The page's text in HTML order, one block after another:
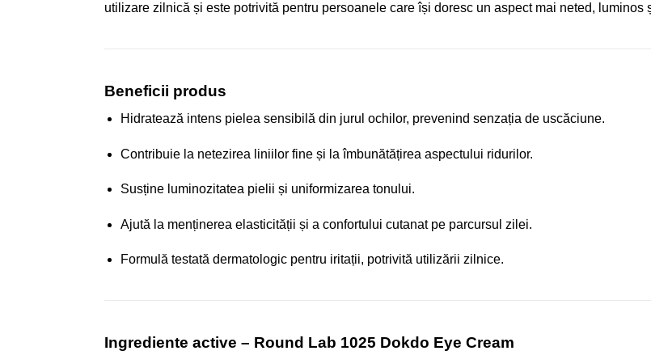
utilizare zilnică și este potrivită pentru persoanele care își doresc un aspect mai neted, luminos
Beneficii produs
Hidratează intens pielea sensibilă din jurul ochilor, prevenind senzația de uscăciune.
Contribuie la netezirea liniilor fine și la îmbunătățirea aspectului ridurilor.
Susține luminozitatea pielii și uniformizarea tonului.
Ajută la menținerea elasticității și a confortului cutanat pe parcursul zilei.
Formulă testată dermatologic pentru iritații, potrivită utilizării zilnice.
Ingrediente active – Round Lab 1025 Dokdo Eye Cream